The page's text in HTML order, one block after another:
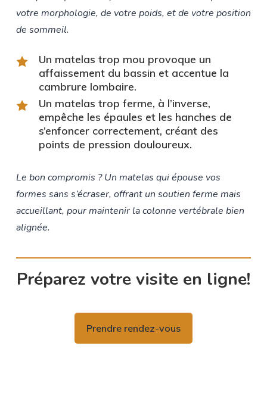
votre morphologie, de votre poids, et de votre position
de sommeil.
Un matelas trop mou provoque un
affaissement du bassin et accentue la
cambrure lombaire.
Un matelas trop ferme, à l’inverse,
empêche les épaules et les hanches de
s’enfoncer correctement, créant des
points de pression douloureux.
Le bon compromis ? Un matelas qui épouse vos
formes sans s’écraser, offrant un soutien ferme mais
accueillant, pour maintenir la colonne vertébrale bien
alignée.
Préparez votre visite en ligne!
Prendre rendez-vous